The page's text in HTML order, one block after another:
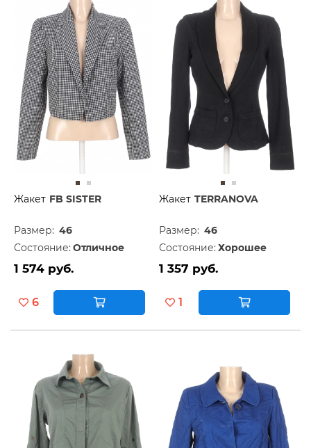
Жакет FB SISTER
Размер: 46
Состояние: Отличное
1 574 руб.
6
Жакет TERRANOVA
Размер: 46
Состояние: Хорошее
1 357 руб.
1